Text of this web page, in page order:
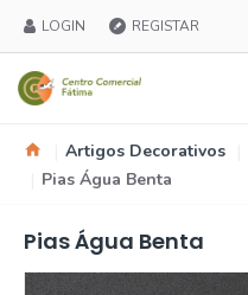
LOGIN REGISTAR
Artigos Decorativos
Pias Água Benta
Pias Água Benta